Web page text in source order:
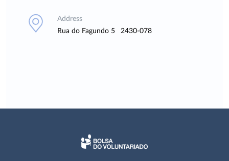
Address
Rua do Fagundo 5 2430-078